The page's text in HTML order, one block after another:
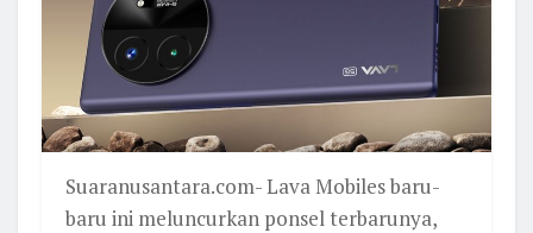
Suaranusantara.com- Lava Mobiles baru-
baru ini meluncurkan ponsel terbarunya,